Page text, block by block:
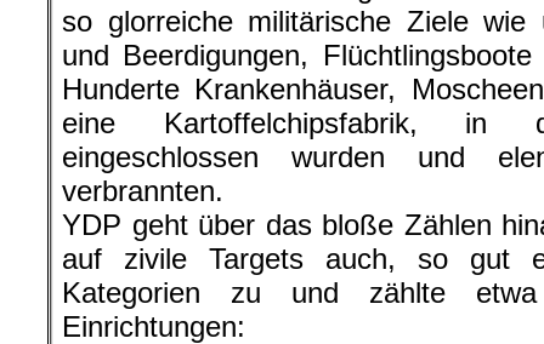
so glorreiche militärische Ziele wie
und Beerdigungen,
Hunderte Krankenhäuser,
eine Kartoffelchipsfabrik, in
eingeschlossen wurden und
verbrannten.
YDP geht über das bloße Zählen
auf zivile Targets auch, so gut
Kategorien zu und zählte
Einrichtungen: